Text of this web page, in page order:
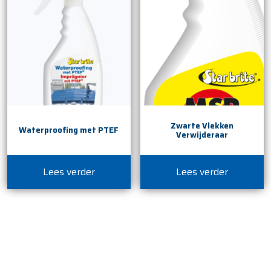
Waterproofing met PTEF
Lees verder
Zwarte Vlekken
Verwijderaar
Lees verder